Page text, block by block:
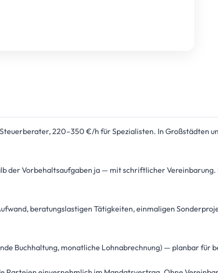
220–350 €/h für Spezialisten. In Großstädten
der Vorbehaltsaufgaben ja — mit schriftlicher Vereinbarung.
beratungslastigen Tätigkeiten, einmaligen
Buchhaltung, monatliche Lohnabrechnung) — planbar für